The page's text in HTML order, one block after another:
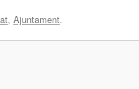
, Ajuntament.